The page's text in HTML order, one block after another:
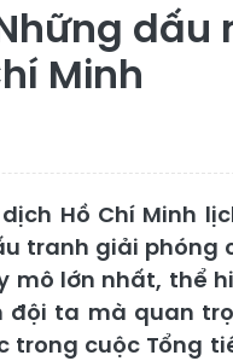
dấu
Minh
Hồ Chí Minh
tranh giải
mô lớn nhất, thể
ta mà quan
cuộc Tổng